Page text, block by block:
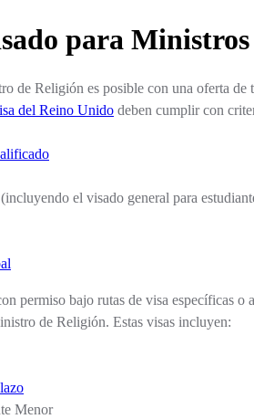
para
de Religión es posible con una oferta
del Reino Unido deben cumplir con
el visado general para
permiso bajo rutas de visa específicas
de Religión. Estas visas incluyen:
Menor